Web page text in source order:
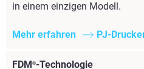
in einem einzigen Modell.
Mehr erfahren PJ-
FDM®-Technologie